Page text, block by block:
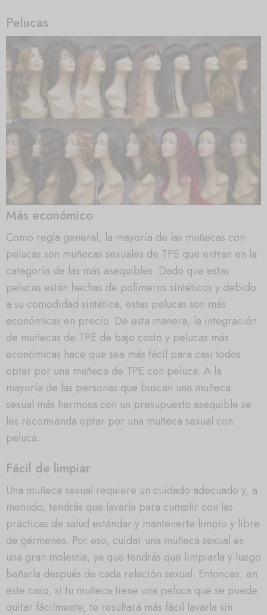
Pelucas
Más económico
Como regla general, la mayoría de las muñecas con
pelucas son muñecas sexuales de TPE que entran en la
categoría de las más asequibles. Dado que estas
pelucas están hechas de polímeros sintéticos y debido
a su comodidad sintética, estas pelucas son más
económicas en precio. De esta manera, la integración
de muñecas de TPE de bajo costo y pelucas más
económicas hace que sea más fácil para casi todos
optar por una muñeca de TPE con peluca. A la
mayoría de las personas que buscan una muñeca
sexual más hermosa con un presupuesto asequible se
les recomienda optar por una muñeca sexual con
peluca.
Fácil de limpiar
Una muñeca sexual requiere un cuidado adecuado y, a
menudo, tendrás que lavarla para cumplir con las
prácticas de salud estándar y mantenerte limpio y libre
de gérmenes. Por eso, cuidar una muñeca sexual es
una gran molestia, ya que tendrás que limpiarla y luego
bañarla después de cada relación sexual. Entonces, en
este caso, si tu muñeca tiene una peluca que se puede
quitar fácilmente, te resultará más fácil lavarla sin